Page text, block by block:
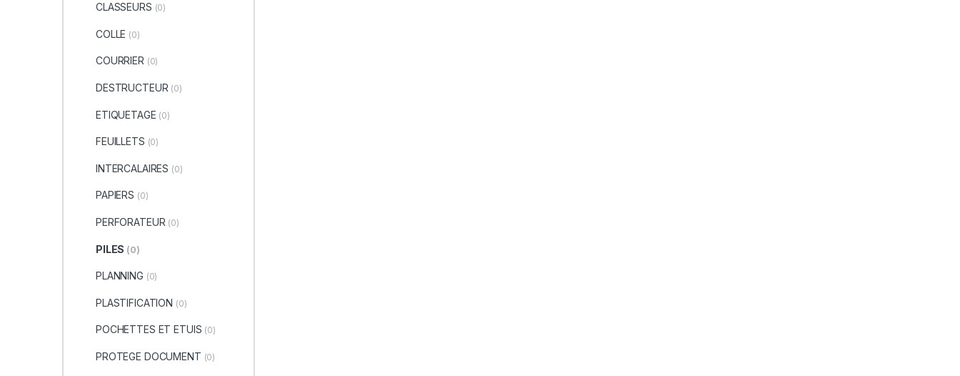
CLASSEURS (0)
COLLE (0)
COURRIER (0)
DESTRUCTEUR (0)
ETIQUETAGE (0)
FEUILLETS (0)
INTERCALAIRES (0)
PAPIERS (0)
PERFORATEUR (0)
PILES (0)
PLANNING (0)
PLASTIFICATION (0)
POCHETTES ET ETUIS (0)
PROTEGE DOCUMENT (0)